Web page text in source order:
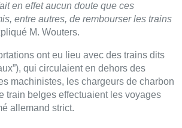
en effet aucun doute que ces
entre autres, de rembourser les trains
M. Wouters.
ont eu lieu avec des trains dits
qui circulaient en dehors des
machinistes, les chargeurs de charbon
train belges effectuaient les voyages
allemand strict.